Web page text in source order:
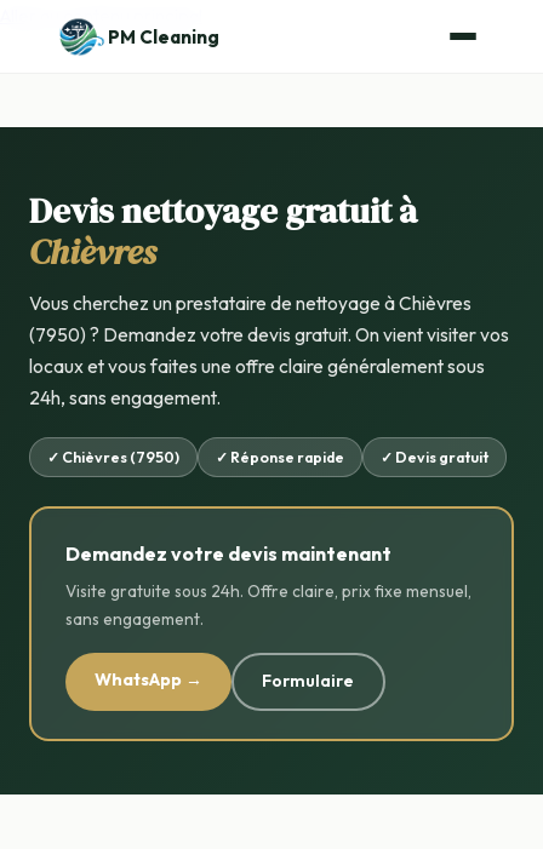
Aller au contenu principal
PM Cleaning
Devis nettoyage gratuit à
Chièvres
Vous cherchez un prestataire de nettoyage à Chièvres
(7950) ? Demandez votre devis gratuit. On vient visiter vos
locaux et vous faites une offre claire généralement sous
24h, sans engagement.
✓ Chièvres (7950) ✓ Réponse rapide ✓ Devis gratuit
Demandez votre devis maintenant
Visite gratuite sous 24h. Offre claire, prix fixe mensuel,
sans engagement.
WhatsApp → Formulaire